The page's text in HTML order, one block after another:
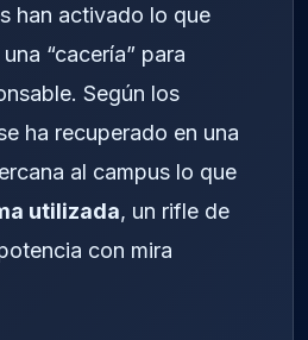
han activado lo que
“cacería” para
Según los
ha recuperado en una
al campus lo que
utilizada, un rifle de
con mira